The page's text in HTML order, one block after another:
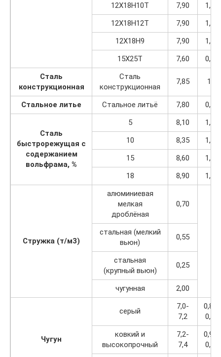
12Х18Н10Т
7,90
1,01
12Х18Н12Т
7,90
1,00
12Х18Н9
7,90
1,00
15Х25Т
7,60
0,97
Сталь
конструкционная
Сталь
конструкционная
7,85 1,0
Стальное литье Стальное литьё 7,80 0,99
Сталь
быстрорежущая с
содержанием
вольфрама, %
5 8,10
1,03
10
8,35
1,06
15
8,60
1,09
18
8,90 1,13
Стружка (т/м3)
алюминиевая
мелкая
дроблёная
0,70
стальная (мелкий
вьюн)
0,55
стальная
(крупный вьюн)
0,25
чугунная 2,00
Чугун
серый
7,0-
7,2
0,89-
0,91
ковкий и
высокопрочный
7,2-
7,4
0,91-
0,94